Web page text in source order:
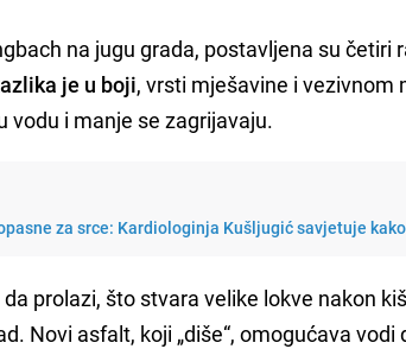
na jugu grada, postavljena su četiri
je u boji, vrsti mješavine i vezivnom
vodu i manje se zagrijavaju.
za srce: Kardiologinja Kušljugić savjetuje
prolazi, što stvara velike lokve nakon
Novi asfalt, koji „diše“, omogućava vodi